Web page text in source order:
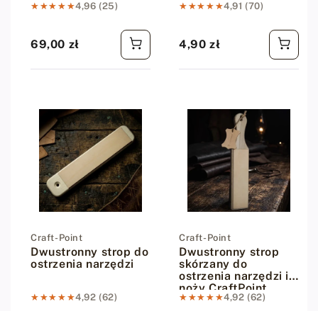
★★★★★
★★★★★4,96 (25)
Cena regularna
69,00 zł
★★★★★
★★★★★4,91 (70)
Cena regularna
4,90 zł
Dostawca:
Craft-Point
Dwustronny strop do
ostrzenia narzędzi
★★★★★
★★★★★4,92 (62)
Dostawca:
Craft-Point
Dwustronny strop
skórzany do
ostrzenia narzędzi i
noży CraftPoint
★★★★★
★★★★★4,92 (62)